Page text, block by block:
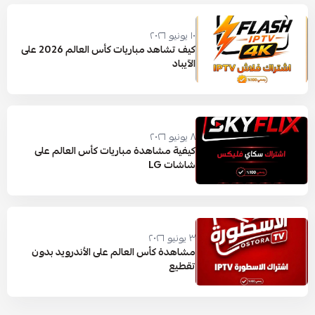
١٠ يونيو ٢٠٢٦
كيف تشاهد مباريات كأس العالم 2026 على
الآيباد
٨ يونيو ٢٠٢٦
كيفية مشاهدة مباريات كأس العالم على
شاشات LG
٣ يونيو ٢٠٢٦
مشاهدة كأس العالم على الأندرويد بدون
تقطيع